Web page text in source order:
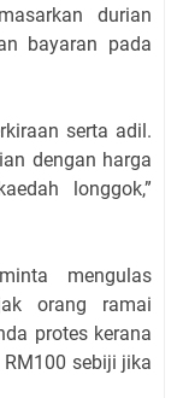
durian
bayaran pada
serta adil.
dengan harga
longgok,”
mengulas
orang ramai
protes kerana
sebiji jika